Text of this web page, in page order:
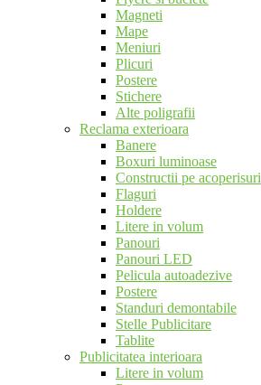
Magneti
Mape
Meniuri
Plicuri
Postere
Stichere
Alte poligrafii
Reclama exterioara
Banere
Boxuri luminoase
Constructii pe acoperisuri
Flaguri
Holdere
Litere in volum
Panouri
Panouri LED
Pelicula autoadezive
Postere
Standuri demontabile
Stelle Publicitare
Tablite
Publicitatea interioara
Litere in volum